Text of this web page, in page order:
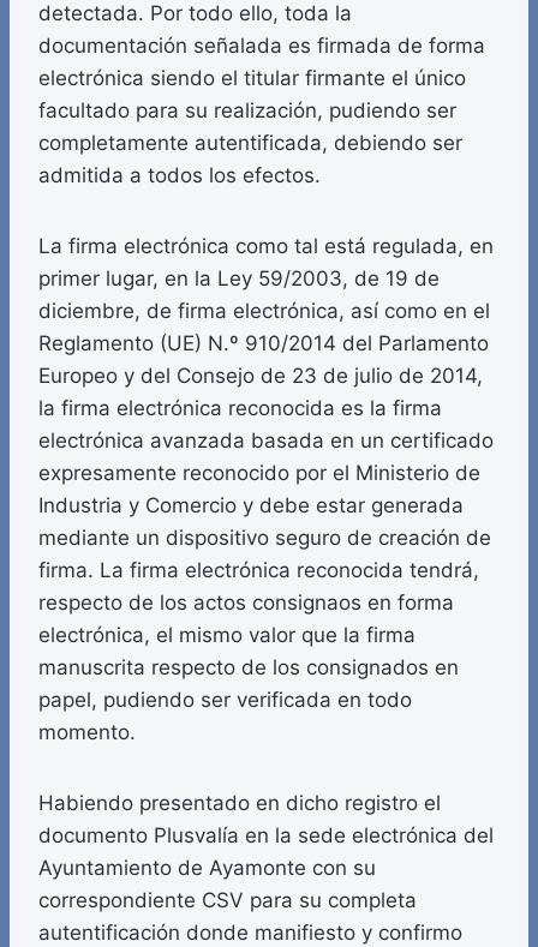
detectada. Por todo ello, toda la
documentación señalada es firmada de forma
electrónica siendo el titular firmante el único
facultado para su realización, pudiendo ser
completamente autentificada, debiendo ser
admitida a todos los efectos.
La firma electrónica como tal está regulada, en
primer lugar, en la Ley 59/2003, de 19 de
diciembre, de firma electrónica, así como en el
Reglamento (UE) N.º 910/2014 del Parlamento
Europeo y del Consejo de 23 de julio de 2014,
la firma electrónica reconocida es la firma
electrónica avanzada basada en un certificado
expresamente reconocido por el Ministerio de
Industria y Comercio y debe estar generada
mediante un dispositivo seguro de creación de
firma. La firma electrónica reconocida tendrá,
respecto de los actos consignaos en forma
electrónica, el mismo valor que la firma
manuscrita respecto de los consignados en
papel, pudiendo ser verificada en todo
momento.
Habiendo presentado en dicho registro el
documento Plusvalía en la sede electrónica del
Ayuntamiento de Ayamonte con su
correspondiente CSV para su completa
autentificación donde manifiesto y confirmo